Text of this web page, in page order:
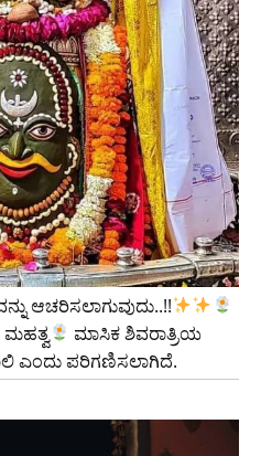
ಆಚರಿಸಲಾಗುವುದು..!!
ಮಾಸಿಕ ಶಿವರಾತ್ರಿಯ
ಎಂದು ಪರಿಗಣಿಸಲಾಗಿದೆ.